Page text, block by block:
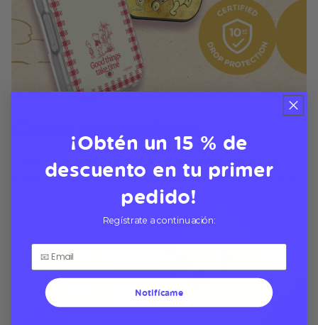
Cases acogedores
Cases MagSafe con protección contra caídas de 3
metros porque todo aventurero necesita protección
¡Obtén un 15 % de
descuento en tu primer
pedido!
Regístrate a continuación:
Notifícame